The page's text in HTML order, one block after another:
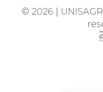
© 2026 |